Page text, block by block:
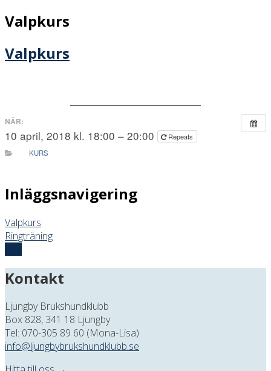
Valpkurs
Valpkurs
NÄR:
10 april, 2018 kl. 18:00 – 20:00
Repeats
KURS
Inläggsnavigering
Valpkurs
Ringträning
Kontakt
Ljungby Brukshundklubb
Box 828, 341 18 Ljungby
Tel: 070-305 89 60 (Mona-Lisa)
info@ljungbybrukshundklubb.se